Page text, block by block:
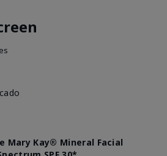
Mary Kay® Mineral Facial